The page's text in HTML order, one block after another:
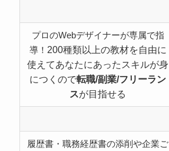
プロのWebデザイナーが専属で指
導！ 200種類以上の教材を自由に
使えてあなたにあったスキルが身
につくので転職/副業/フリーラン
スが目指せる
履歴書・職務経歴書の添削や企業ご